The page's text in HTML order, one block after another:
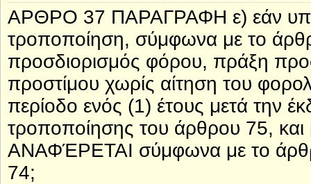
ΑΡΘΡΟ 37 ΠΑΡΑΓΡΑΦΗ ε) εάν
τροποποίηση, σύμφωνα με το
προσδιορισμός φόρου, πράξη
προστίμου χωρίς αίτηση του
περίοδο ενός (1) έτους μετά την
τροποποίησης του άρθρου 75,
ΑΝΑΦΈΡΕΤΑΙ σύμφωνα με το
74;